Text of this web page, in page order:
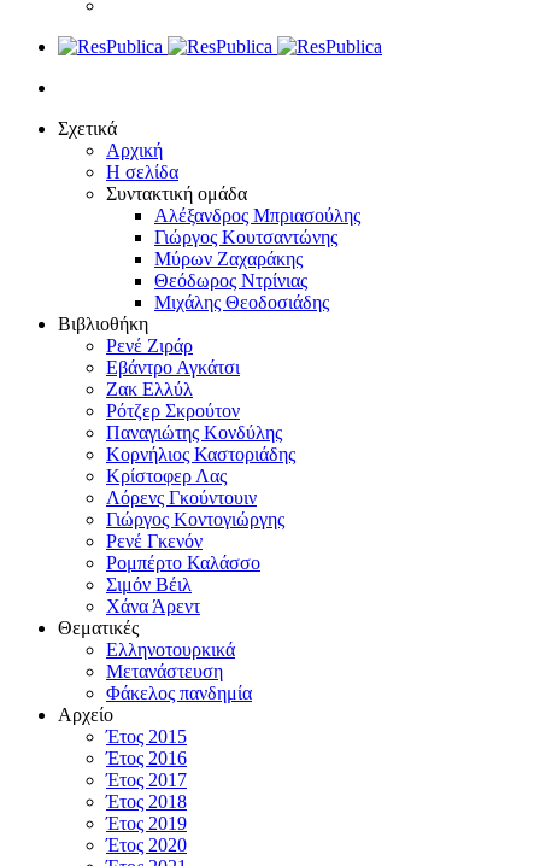
Σχετικά
Αρχική
Η σελίδα
Συντακτική ομάδα
Αλέξανδρος Μπριασούλης
Γιώργος Κουτσαντώνης
Μύρων Ζαχαράκης
Θεόδωρος Ντρίνιας
Μιχάλης Θεοδοσιάδης
Βιβλιοθήκη
Ρενέ Ζιράρ
Εβάντρο Αγκάτσι
Ζακ Ελλύλ
Ρότζερ Σκρούτον
Παναγιώτης Κονδύλης
Κορνήλιος Καστοριάδης
Κρίστοφερ Λας
Λόρενς Γκούντουιν
Γιώργος Κοντογιώργης
Ρενέ Γκενόν
Ρομπέρτο Καλάσσο
Σιμόν Βέιλ
Χάνα Άρεντ
Θεματικές
Ελληνοτουρκικά
Μετανάστευση
Φάκελος πανδημία
Αρχείο
Έτος 2015
Έτος 2016
Έτος 2017
Έτος 2018
Έτος 2019
Έτος 2020